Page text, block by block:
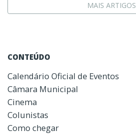
MAIS ARTIGOS
CONTEÚDO
Calendário Oficial de Eventos
Câmara Municipal
Cinema
Colunistas
Como chegar